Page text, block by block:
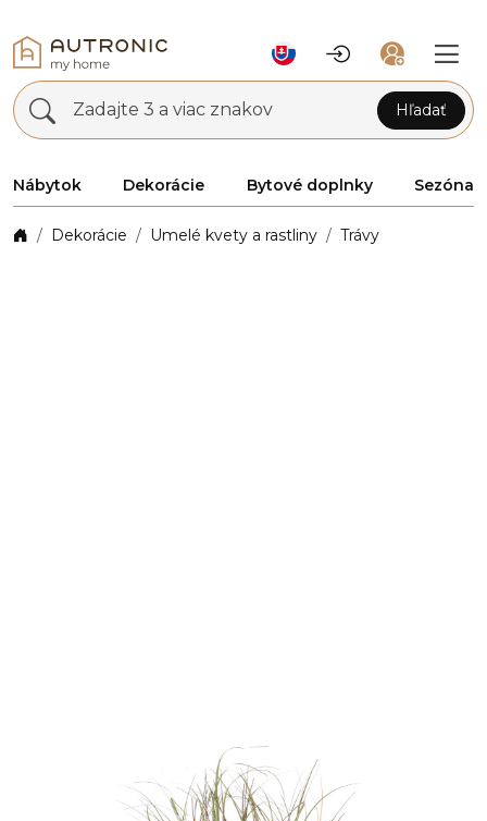
Zadajte 3 a viac znakov Hľadať
Nábytok Dekorácie Bytové doplnky Sezóna
Dekorácie Umelé kvety a rastliny Trávy